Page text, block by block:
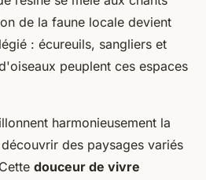
de la faune locale devient
: écureuils, sangliers et
peuplent ces espaces
harmonieusement la
des paysages variés
douceur de vivre